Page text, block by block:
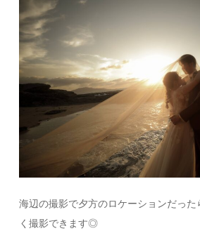
海辺の撮影で夕方のロケーションだった
く撮影できます◎